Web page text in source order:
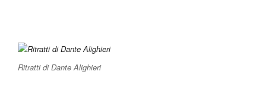
Ritratti di Dante Alighieri